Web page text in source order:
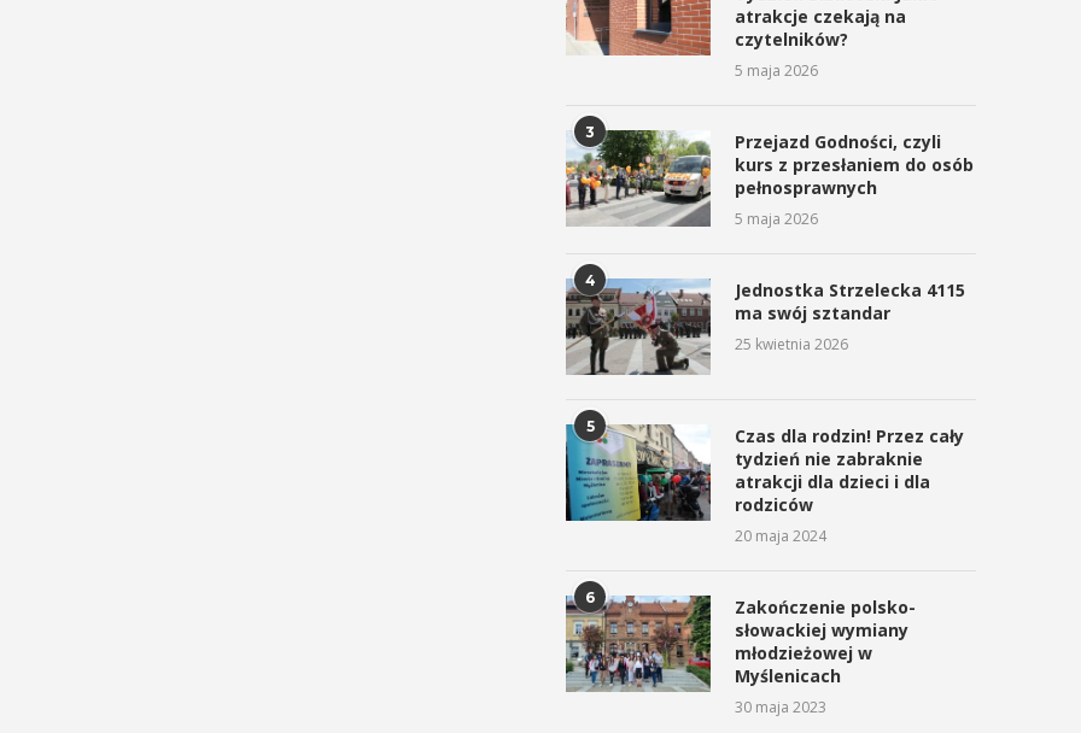
atrakcje czekają na
czytelników?
5 maja 2026
3
Przejazd Godności, czyli
kurs z przesłaniem do osób
pełnosprawnych
5 maja 2026
4
Jednostka Strzelecka 4115
ma swój sztandar
25 kwietnia 2026
5
Czas dla rodzin! Przez cały
tydzień nie zabraknie
atrakcji dla dzieci i dla
rodziców
20 maja 2024
6
Zakończenie polsko-
słowackiej wymiany
młodzieżowej w
Myślenicach
30 maja 2023